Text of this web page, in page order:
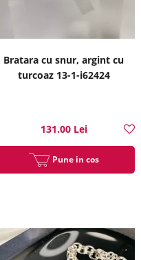
Bratara cu snur, argint cu
turcoaz 13-1-i62424
131.00 Lei
Pune in cos